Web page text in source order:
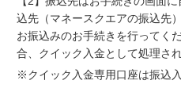
込先（マネースクエアの振込先
お振込みのお手続きを行ってく
合、クイック入金として処理され
※クイック入金専用口座は振込